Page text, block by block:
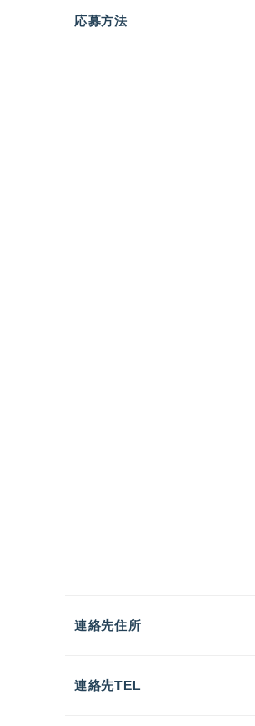
応募方法
連絡先住所
連絡先TEL